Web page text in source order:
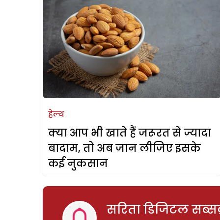
हेल्थ
क्या आप भी खाते हैं जरूरत से ज्यादा
बादाम, तो अब जान लीजिए इसके
कई नुकसान
सरिता डिजिटल